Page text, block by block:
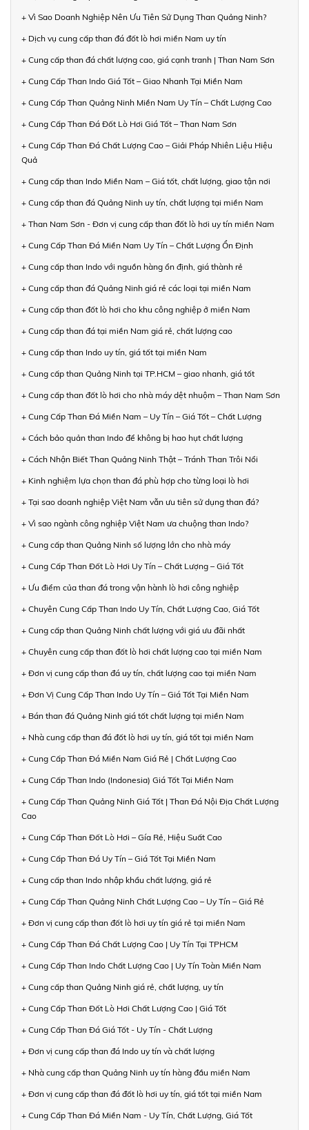
+ Vì Sao Doanh Nghiệp Nên Ưu Tiên Sử Dụng Than Quảng Ninh?
+ Dịch vụ cung cấp than đá đốt lò hơi miền Nam uy tín
+ Cung cấp than đá chất lượng cao, giá cạnh tranh | Than Nam Sơn
+ Cung Cấp Than Indo Giá Tốt – Giao Nhanh Tại Miền Nam
+ Cung Cấp Than Quảng Ninh Miền Nam Uy Tín – Chất Lượng Cao
+ Cung Cấp Than Đá Đốt Lò Hơi Giá Tốt – Than Nam Sơn
+ Cung Cấp Than Đá Chất Lượng Cao – Giải Pháp Nhiên Liệu Hiệu
Quả
+ Cung cấp than Indo Miền Nam – Giá tốt, chất lượng, giao tận nơi
+ Cung cấp than đá Quảng Ninh uy tín, chất lượng tại miền Nam
+ Than Nam Sơn - Đơn vị cung cấp than đốt lò hơi uy tín miền Nam
+ Cung Cấp Than Đá Miền Nam Uy Tín – Chất Lượng Ổn Định
+ Cung cấp than Indo với nguồn hàng ổn định, giá thành rẻ
+ Cung cấp than đá Quảng Ninh giá rẻ các loại tại miền Nam
+ Cung cấp than đốt lò hơi cho khu công nghiệp ở miền Nam
+ Cung cấp than đá tại miền Nam giá rẻ, chất lượng cao
+ Cung cấp than Indo uy tín, giá tốt tại miền Nam
+ Cung cấp than Quảng Ninh tại TP.HCM – giao nhanh, giá tốt
+ Cung cấp than đốt lò hơi cho nhà máy dệt nhuộm – Than Nam Sơn
+ Cung Cấp Than Đá Miền Nam – Uy Tín – Giá Tốt – Chất Lượng
+ Cách bảo quản than Indo để không bị hao hụt chất lượng
+ Cách Nhận Biết Than Quảng Ninh Thật – Tránh Than Trôi Nổi
+ Kinh nghiệm lựa chọn than đá phù hợp cho từng loại lò hơi
+ Tại sao doanh nghiệp Việt Nam vẫn ưu tiên sử dụng than đá?
+ Vì sao ngành công nghiệp Việt Nam ưa chuộng than Indo?
+ Cung cấp than Quảng Ninh số lượng lớn cho nhà máy
+ Cung Cấp Than Đốt Lò Hơi Uy Tín – Chất Lượng – Giá Tốt
+ Ưu điểm của than đá trong vận hành lò hơi công nghiệp
+ Chuyên Cung Cấp Than Indo Uy Tín, Chất Lượng Cao, Giá Tốt
+ Cung cấp than Quảng Ninh chất lượng với giá ưu đãi nhất
+ Chuyên cung cấp than đốt lò hơi chất lượng cao tại miền Nam
+ Đơn vị cung cấp than đá uy tín, chất lượng cao tại miền Nam
+ Đơn Vị Cung Cấp Than Indo Uy Tín – Giá Tốt Tại Miền Nam
+ Bán than đá Quảng Ninh giá tốt chất lượng tại miền Nam
+ Nhà cung cấp than đá đốt lò hơi uy tín, giá tốt tại miền Nam
+ Cung Cấp Than Đá Miền Nam Giá Rẻ | Chất Lượng Cao
+ Cung Cấp Than Indo (Indonesia) Giá Tốt Tại Miền Nam
+ Cung Cấp Than Quảng Ninh Giá Tốt | Than Đá Nội Địa Chất Lượng
Cao
+ Cung Cấp Than Đốt Lò Hơi – Gía Rẻ, Hiệu Suất Cao
+ Cung Cấp Than Đá Uy Tín – Giá Tốt Tại Miền Nam
+ Cung cấp than Indo nhập khẩu chất lượng, giá rẻ
+ Cung Cấp Than Quảng Ninh Chất Lượng Cao – Uy Tín – Giá Rẻ
+ Đơn vị cung cấp than đốt lò hơi uy tín giá rẻ tại miền Nam
+ Cung Cấp Than Đá Chất Lượng Cao | Uy Tín Tại TPHCM
+ Cung Cấp Than Indo Chất Lượng Cao | Uy Tín Toàn Miền Nam
+ Cung cấp than Quảng Ninh giá rẻ, chất lượng, uy tín
+ Cung Cấp Than Đốt Lò Hơi Chất Lượng Cao | Giá Tốt
+ Cung Cấp Than Đá Giá Tốt - Uy Tín - Chất Lượng
+ Đơn vị cung cấp than đá Indo uy tín và chất lượng
+ Nhà cung cấp than Quảng Ninh uy tín hàng đầu miền Nam
+ Đơn vị cung cấp than đá đốt lò hơi uy tín, giá tốt tại miền Nam
+ Cung Cấp Than Đá Miền Nam - Uy Tín, Chất Lượng, Giá Tốt